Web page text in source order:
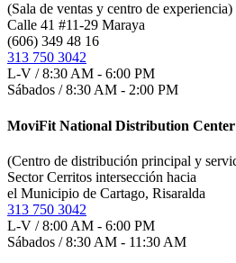
(Sala de ventas y centro de experiencia)
Calle 41 #11-29 Maraya
(606) 349 48 16
313 750 3042
L-V / 8:30 AM - 6:00 PM
Sábados / 8:30 AM - 2:00 PM
MoviFit National Distribution Center
(Centro de distribución principal y
Sector Cerritos intersección hacia
el Municipio de Cartago, Risaralda
313 750 3042
L-V / 8:00 AM - 6:00 PM
Sábados / 8:30 AM - 11:30 AM